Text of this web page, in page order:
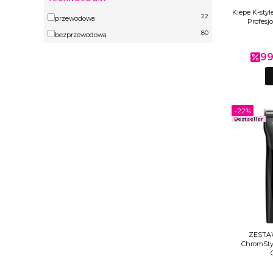
Technologia
przewodowa 22
bezprzewodowa 80
Kiepe K-
Bestseller
-22%